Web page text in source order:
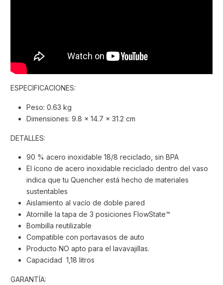
ESPECIFICACIONES:
Peso: 0.63 kg
Dimensiones: 9.8 x 14.7 x 31.2 cm
DETALLES:
90 % acero inoxidable 18/8 reciclado, sin BPA
El ícono de acero inoxidable reciclado dentro del vaso
indica que tu Quencher está hecho de materiales
sustentables
Aislamiento al vacío de doble pared
Atornille la tapa de 3 posiciones FlowState™
Bombilla reutilizable
Compatible con portavasos de auto
Producto NO apto para el lavavajillas.
Capacidad 1,18 litros
GARANTÍA: